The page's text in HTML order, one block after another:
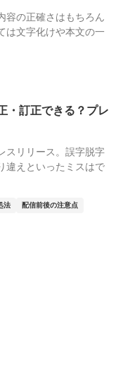
容の正確さはもちろん
は文字化けや本文の一
・訂正できる？プレ
スリリース。誤字脱字
違えといったミスはで
法 配信前後の注意点